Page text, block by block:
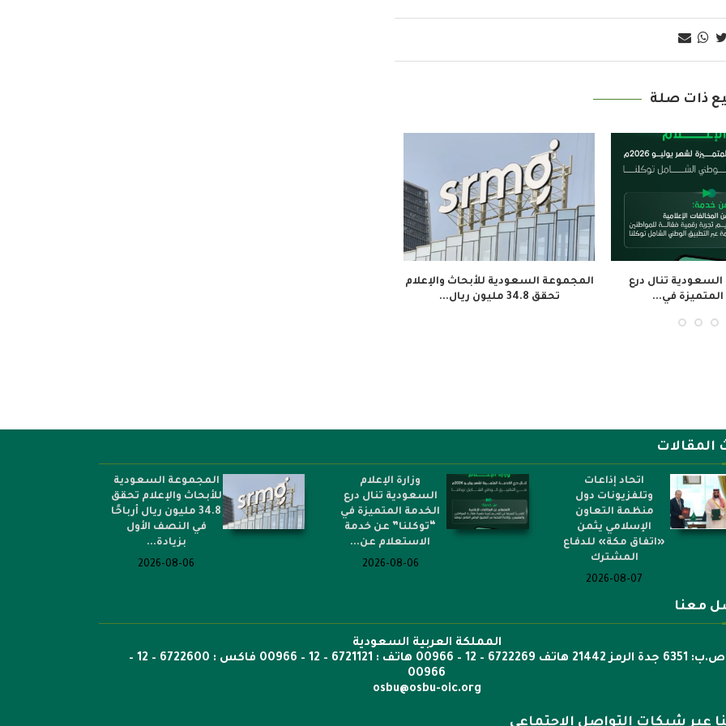
ذات صلة
معهد الجزيرة للإعلام ينظم 3 دورات
لتأهيل النشء...
إطلاق فيلم «تلفزيون المخرج»
لاستعادة ذاكرة المجتمع الإيفواري...
المقالات
اتحاد إذاعات
وتلفزيونات دول
منظمة التعاون
الإسلامي يثمن
«اتفاق مكة» للدفاع
المشترك
2026-08-07
وزارة الإعلام
السعودية تنال درع
الخدمة المتميزة في
“توكلنا” عن خدمة
الاستعلام عن...
2026-08-06
المجموعة السعودية
للأبحاث والإعلام تحقق
34.8 مليون ريال أرباحًا
في النصف الأول
بزيادة...
2026-08-06
معنا
المملكة العربية السعودية
ص.ب: 6351 جدة الرمز 21442 هاتف 6722269 – 12 – 00966 هاتف : 6721121 – 12 – 00966 فاكس : 6722600 – 12 –
00966
osbu@osbu-oic.org
عبر شبكات التواصل الإجتماعي